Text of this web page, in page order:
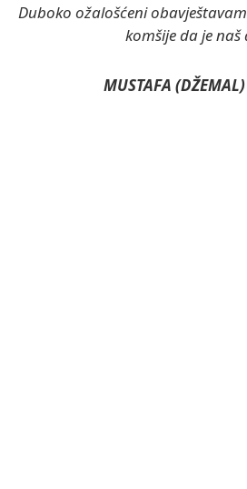
Duboko ožalošćeni
komšije da je
MUSTAFA